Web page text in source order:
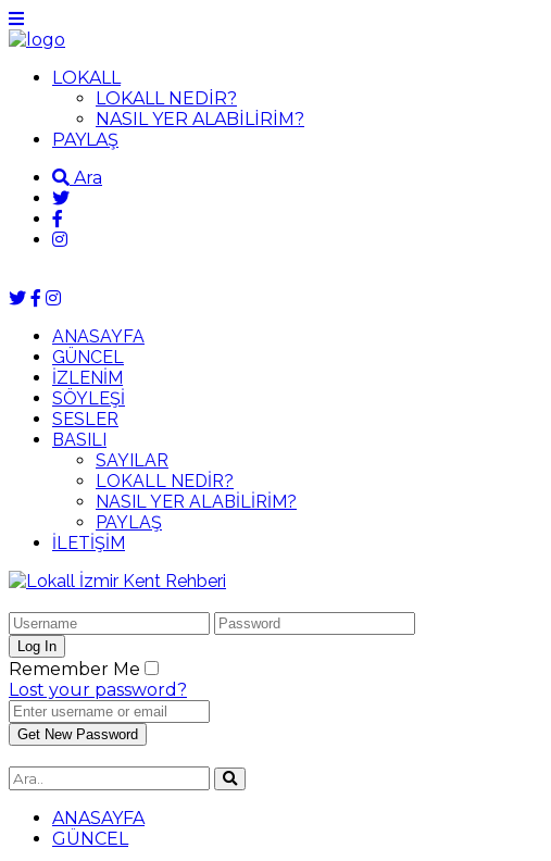
LOKALL
LOKALL NEDİR?
NASIL YER ALABİLİRİM?
PAYLAŞ
Ara
ANASAYFA
GÜNCEL
İZLENİM
SÖYLEŞİ
SESLER
BASILI
SAYILAR
LOKALL NEDİR?
NASIL YER ALABİLİRİM?
PAYLAŞ
İLETİŞİM
Remember Me
Lost your password?
ANASAYFA
GÜNCEL